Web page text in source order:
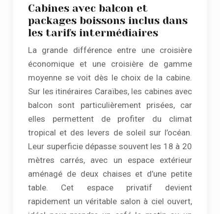
Cabines avec balcon et
packages boissons inclus dans
les tarifs intermédiaires
La grande différence entre une croisière
économique et une croisière de gamme
moyenne se voit dès le choix de la cabine.
Sur les itinéraires Caraïbes, les cabines avec
balcon sont particulièrement prisées, car
elles permettent de profiter du climat
tropical et des levers de soleil sur l’océan.
Leur superficie dépasse souvent les 18 à 20
mètres carrés, avec un espace extérieur
aménagé de deux chaises et d’une petite
table. Cet espace privatif devient
rapidement un véritable salon à ciel ouvert,